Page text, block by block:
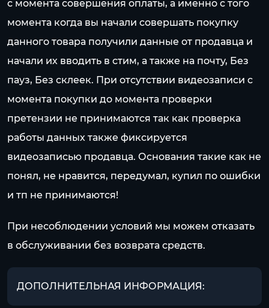
с момента совершения оплаты, а именно с того
момента когда вы начали совершать покупку
данного товара получили данные от продавца и
начали их вводить в стим, а также на почту, Без
пауз, Без склеек. При отсутствии видеозаписи с
момента покупки до момента проверки
претензии не принимаются так как проверка
работы данных также фиксируется
видеозаписью продавца. Основания такие как не
понял, не нравится, передумал, купил по ошибки
и тп не принимаются!
При несоблюдении условий мы можем отказать
в обслуживании без возврата средств.
ДОПОЛНИТЕЛЬНАЯ ИНФОРМАЦИЯ: